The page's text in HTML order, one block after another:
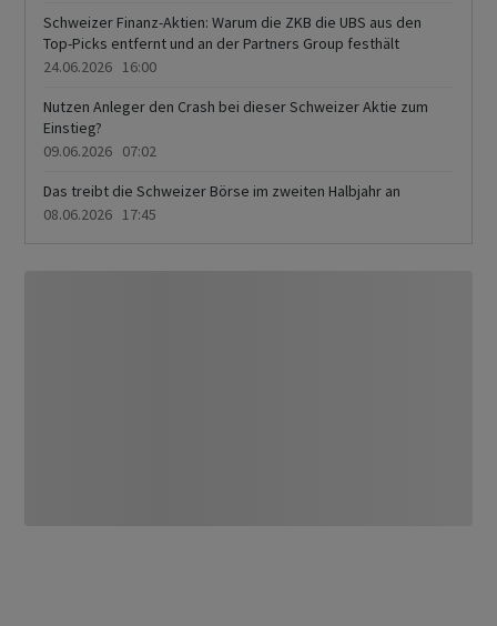
Schweizer Finanz-Aktien: Warum die ZKB die UBS aus den
Top-Picks entfernt und an der Partners Group festhält
24.06.2026 16:00
Nutzen Anleger den Crash bei dieser Schweizer Aktie zum
Einstieg?
09.06.2026 07:02
Das treibt die Schweizer Börse im zweiten Halbjahr an
08.06.2026 17:45